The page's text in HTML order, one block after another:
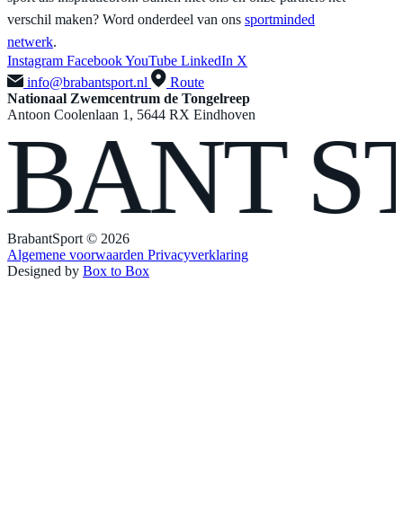
verschil maken? Word onderdeel van ons sportminded
netwerk.
Instagram FacebookYouTube LinkedIn X
info@brabantsport.nl
Route
Nationaal Zwemcentrum de Tongelreep
Antoon Coolenlaan 1, 5644 RX Eindhoven
BrabantSport © 2026
Algemene voorwaarden Privacyverklaring
Designed by Box to Box